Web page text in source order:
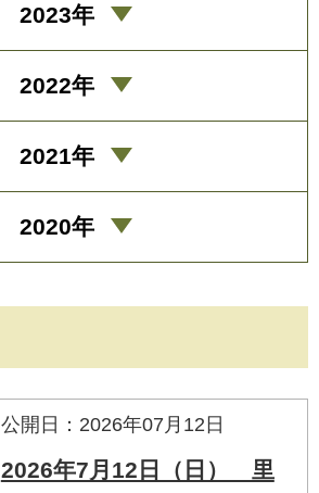
公開日：2026年07月12日
2026年7月12日（日） 里
2023年
2022年
2021年
2020年